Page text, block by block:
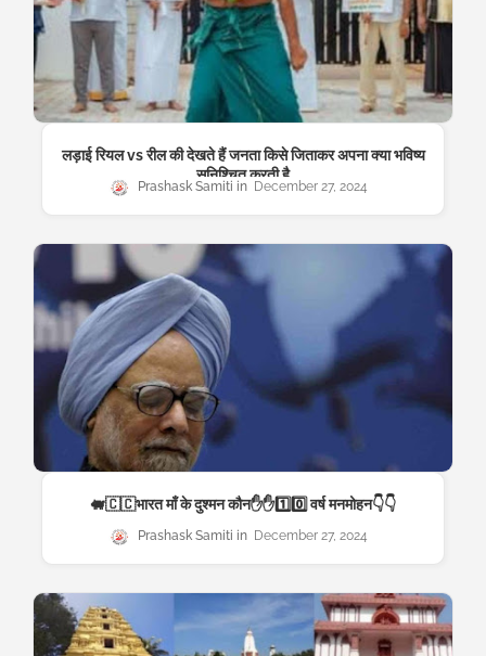
लड़ाई रियल vs रील की देखते हैं जनता किसे जिताकर अपना क्या भविष्य
सुनिश्चित करती है
Prashask Samiti December 27, 2024
🐖🇨🇨भारत माँ के दुश्मन कौन✋✋1️⃣0️⃣ वर्ष मनमोहन👇👇
Prashask Samiti December 27, 2024